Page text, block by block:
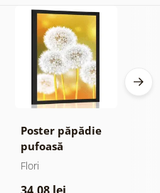
Poster păpădie
pufoasă
Flori
34,08 lei